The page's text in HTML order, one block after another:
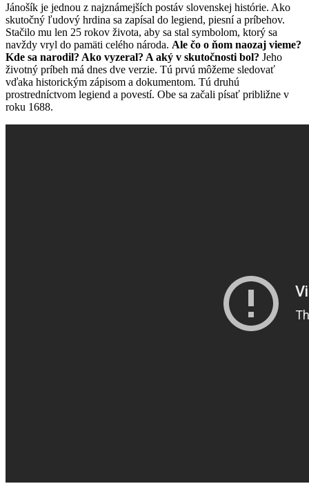
Jánošík je jednou z najznámejších postáv slovenskej histórie. Ako
skutočný ľudový hrdina sa zapísal do legiend, piesní a príbehov.
Stačilo mu len 25 rokov života, aby sa stal symbolom, ktorý sa
navždy vryl do pamäti celého národa. Ale čo o ňom naozaj vieme?
Kde sa narodil? Ako vyzeral? A aký v skutočnosti bol? Jeho
životný príbeh má dnes dve verzie. Tú prvú môžeme sledovať
vďaka historickým zápisom a dokumentom. Tú druhú
prostredníctvom legiend a povestí. Obe sa začali písať približne v
roku 1688.